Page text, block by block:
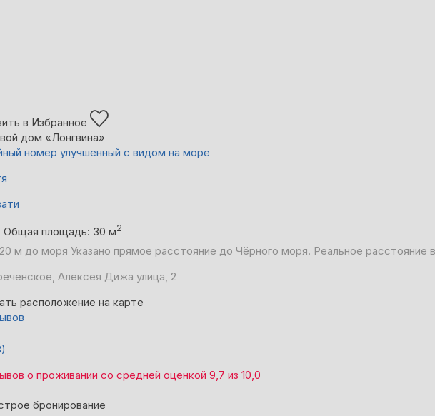
в Избранное
дом «Лонгвина»
номер улучшенный с видом на море
Общая площадь: 30 м2
м до моря Указано прямое расстояние до Чёрного моря. Реальное
Алексея Дижа улица, 2
расположение на карте
о проживании со средней оценкой 9,7 из 10,0
бронирование